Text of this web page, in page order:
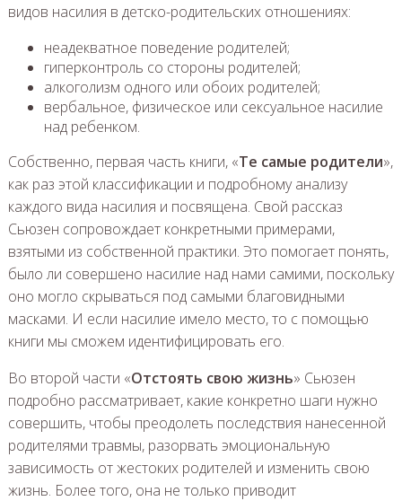
видов насилия в детско-родительских отношениях:
неадекватное поведение родителей;
гиперконтроль со стороны родителей;
алкоголизм одного или обоих родителей;
вербальное, физическое или сексуальное насилие
над ребенком.
Собственно, первая часть книги, «Те самые родители»,
как раз этой классификации и подробному анализу
каждого вида насилия и посвящена. Свой рассказ
Сьюзен сопровождает конкретными примерами,
взятыми из собственной практики. Это помогает понять,
было ли совершено насилие над нами самими, поскольку
оно могло скрываться под самыми благовидными
масками. И если насилие имело место, то с помощью
книги мы сможем идентифицировать его.
Во второй части «Отстоять свою жизнь» Сьюзен
подробно рассматривает, какие конкретно шаги нужно
совершить, чтобы преодолеть последствия нанесенной
родителями травмы, разорвать эмоциональную
зависимость от жестоких родителей и изменить свою
жизнь. Более того, она не только приводит